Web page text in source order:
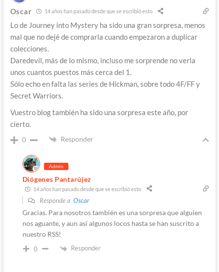
Oscar 14 años han pasado desde que se escribió esto
Lo de Journey into Mystery ha sido una gran sorpresa, menos
mal que no dejé de comprarla cuando empezaron a duplicar
colecciones.
Daredevil, más de lo mismo, incluso me sorprende no verla
unos cuantos puestos más cerca del 1.
Sólo echo en falta las series de Hickman, sobre todo 4F/FF y
Secret Warriors.
Vuestro blog también ha sido una sorpresa este año, por
cierto.
0 Responder
Admin
Diógenes Pantarújez
14 años han pasado desde que se escribió esto
Responde a Oscar
Gracias. Para nosotros también es una sorpresa que alguien
nos aguante, y aun así algunos locos hasta se han suscrito a
nuestro RSS!
0 Responder